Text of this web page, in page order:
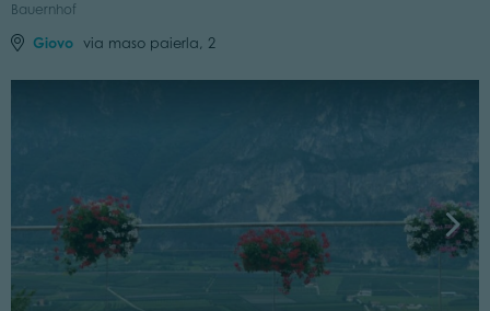
Bauernhof
Giovo via maso paierla, 2